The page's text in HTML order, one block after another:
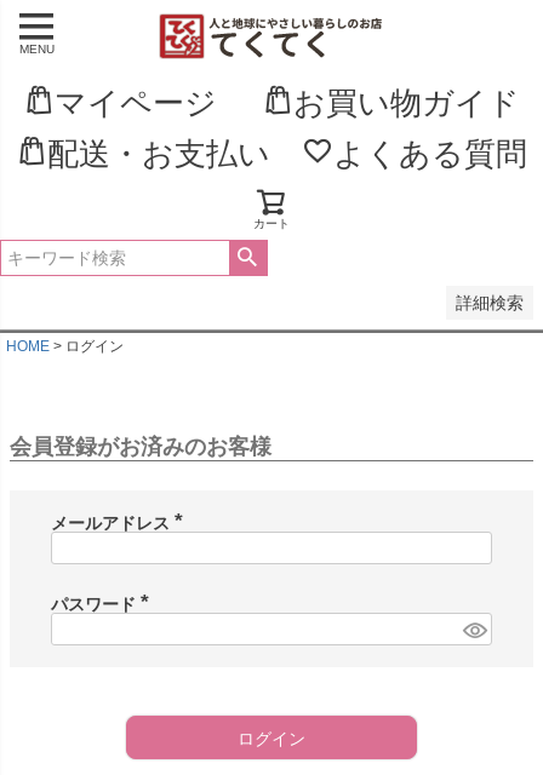
MENU
マイページ
お買い物ガイド
配送・お支払い
よくある質問
カート
詳細検索
新着順
登録順
価格が高い順
優先度順
HOME ログイン
会員登録がお済みのお客様
メールアドレス
パスワード
ログイン